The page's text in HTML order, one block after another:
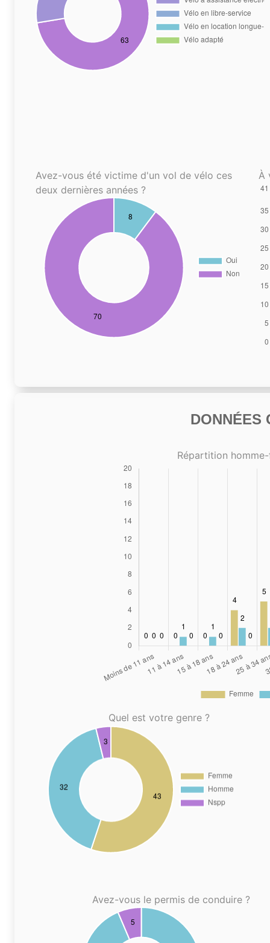
Avez-vous été victime d'un vol de vélo ces
deux dernières années ?
À
DONNÉES
Répartition
Quel est votre genre ?
Avez-vous le permis de conduire ?